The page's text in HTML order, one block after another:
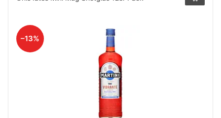
–13%